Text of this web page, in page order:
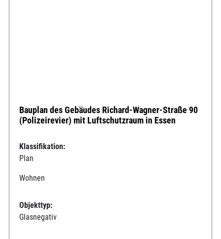
Bauplan des Gebäudes Richard-Wagner-Straße 90
(Polizeirevier) mit Luftschutzraum in Essen
Klassifikation:
Plan
Wohnen
Objekttyp:
Glasnegativ